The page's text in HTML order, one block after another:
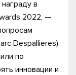
в
2022, —
Despallieres).
по
инновации и